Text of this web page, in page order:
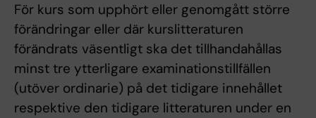
För kurs som upphört eller genomgått större
förändringar eller där kurslitteraturen
förändrats väsentligt ska det tillhandahållas
minst tre ytterligare examinationstillfällen
(utöver ordinarie) på det tidigare innehållet
respektive den tidigare litteraturen under en